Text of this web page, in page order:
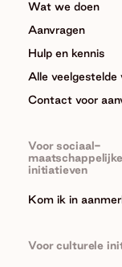
Wat we doen
Aanvragen
Hulp en kennis
Alle veelgestelde
Contact voor
Voor sociaal-
maatschappelijke
initiatieven
Kom ik in
Voor culturele